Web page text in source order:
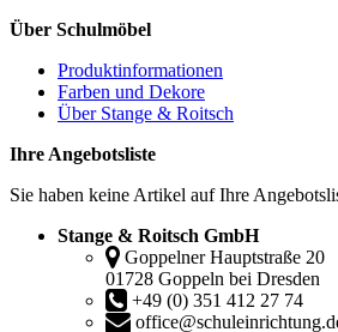
Über Schulmöbel
Produktinformationen
Farben und Dekore
Über Stange & Roitsch
Ihre Angebotsliste
Sie haben keine Artikel auf Ihre
Stange & Roitsch GmbH
Goppelner Hauptstraße 20
01728 Goppeln bei Dresden
+49 (0) 351 412 27 74